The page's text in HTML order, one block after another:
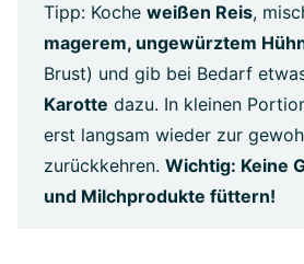
Tipp: Koche weißen Reis,
magerem, ungewürztem
Brust) und gib bei Bedarf
Karotte dazu. In kleinen
erst langsam wieder zur
zurückkehren. Wichtig: Keine
und Milchprodukte füttern!